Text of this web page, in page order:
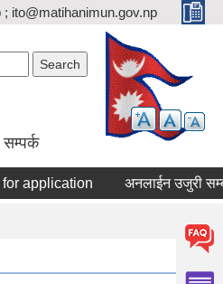
ito@matihanimun.gov.np
सम्पर्क
application अनलाईन उजुरी